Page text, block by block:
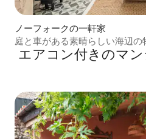
ノーフォークの一軒家
庭と車がある素晴らしい海辺の
エアコン付きのマ